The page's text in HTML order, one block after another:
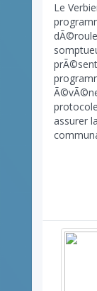
Le
assurer